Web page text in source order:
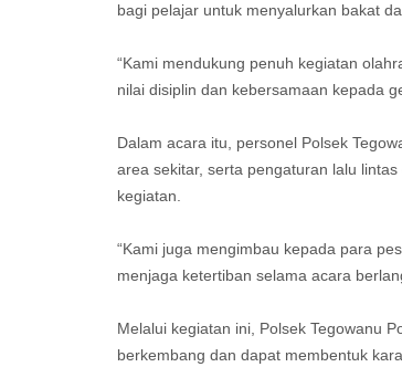
bagi pelajar untuk menyalurkan bakat
“Kami mendukung penuh kegiatan
nilai disiplin dan kebersamaan kepada
Dalam acara itu, personel Polsek
area sekitar, serta pengaturan lalu
kegiatan.
“Kami juga mengimbau kepada para
menjaga ketertiban selama acara
Melalui kegiatan ini, Polsek Tegowanu
berkembang dan dapat membentuk